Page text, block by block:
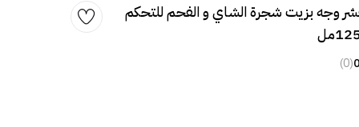
وجه بزيت شجرة الشاي و الفحم للتحكم
0
(0)